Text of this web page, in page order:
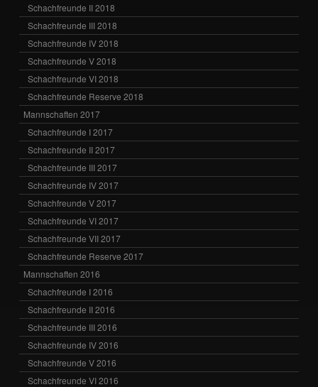
Schachfreunde II 2018
Schachfreunde III 2018
Schachfreunde IV 2018
Schachfreunde V 2018
Schachfreunde VI 2018
Schachfreunde Reserve 2018
Mannschaften 2017
Schachfreunde I 2017
Schachfreunde II 2017
Schachfreunde III 2017
Schachfreunde IV 2017
Schachfreunde V 2017
Schachfreunde VI 2017
Schachfreunde VII 2017
Schachfreunde Reserve 2017
Mannschaften 2016
Schachfreunde I 2016
Schachfreunde II 2016
Schachfreunde III 2016
Schachfreunde IV 2016
Schachfreunde V 2016
Schachfreunde VI 2016